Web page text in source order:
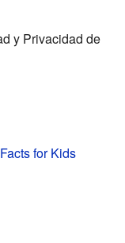
y Privacidad de
for Kids